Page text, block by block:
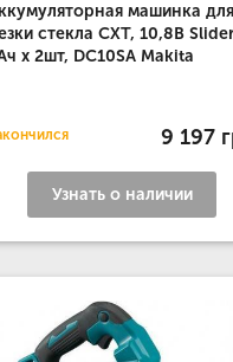
машинка для
стекла CXT, 10,8В
х 2шт, DC10SA Makita
9 197
Узнать о наличии